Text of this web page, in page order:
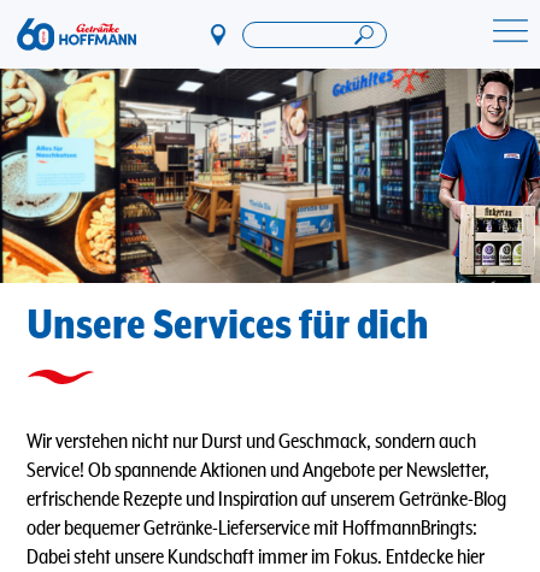
Direkt
zum
Inhalt
Startseite Getränke Hoffmann
Unsere Services für dich
Wir verstehen nicht nur Durst und Geschmack, sondern auch
Service! Ob spannende Aktionen und Angebote per Newsletter,
erfrischende Rezepte und Inspiration auf unserem Getränke-Blog
oder bequemer Getränke-Lieferservice mit HoffmannBringts:
Dabei steht unsere Kundschaft immer im Fokus. Entdecke hier